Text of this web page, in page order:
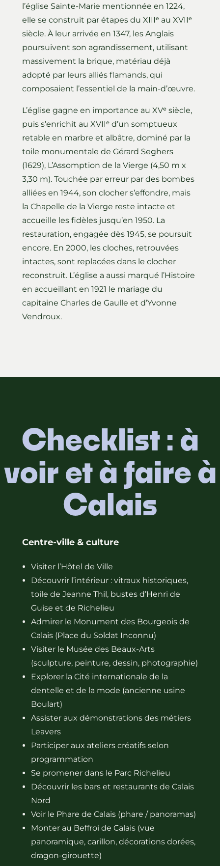
l’église Sainte-Marie mentionnée en 1224,
elle se construit par étapes du XIIIᵉ au XVIIᵉ
siècle. À leur arrivée en 1347, les Anglais
poursuivent son agrandissement, utilisant
massivement la brique, matériau déjà
adopté par leurs alliés flamands, qui
composaient l’essentiel de la main-d’œuvre.
L’église gagne en importance au XVᵉ siècle,
puis s’enrichit au XVIIᵉ d’un somptueux
retable en marbre et albâtre, dominé par la
toile monumentale de Gérard Seghers
(1629), L’Assomption de la Vierge (4,50 m x
3,30 m). Touchée par erreur par des bombes
alliées en 1944, son clocher s’effondre, mais
la Chapelle de la Vierge reste intacte et
accueille les fidèles jusqu’en 1950. La
restauration, engagée dès 1945, se poursuit
encore. En 2000, les cloches, retrouvées
intactes, sont replacées dans le clocher
reconstruit. L’église a aussi marqué l’Histoire
en accueillant en 1921 le mariage du
capitaine Charles de Gaulle et d’Yvonne
Vendroux.
Checklist : à
voir et à faire à
Calais
Centre-ville & culture
Visiter l’Hôtel de Ville
Découvrir l’intérieur : vitraux historiques,
toile de Jeanne Thil, bustes d’Henri de
Guise et de Richelieu
Admirer le Monument des Bourgeois de
Calais (Place du Soldat Inconnu)
Visiter le Musée des Beaux-Arts
(sculpture, peinture, dessin, photographie)
Explorer la Cité internationale de la
dentelle et de la mode (ancienne usine
Boulart)
Assister aux démonstrations des métiers
Leavers
Participer aux ateliers créatifs selon
programmation
Se promener dans le Parc Richelieu
Découvrir les bars et restaurants de Calais
Nord
Voir le Phare de Calais (phare / panoramas)
Monter au Beffroi de Calais (vue
panoramique, carillon, décorations dorées,
dragon-girouette)